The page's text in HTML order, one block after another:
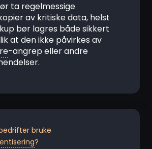
ta regelmessige
av kritiske data, helst
bør lagres både sikkert
at den ikke påvirkes av
-angrep eller andre
bruke
?